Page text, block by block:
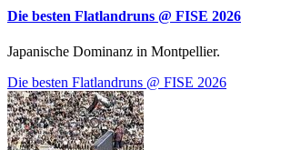
Die besten Flatlandruns @ FISE 2026
Japanische Dominanz in Montpellier.
Die besten Flatlandruns @ FISE 2026